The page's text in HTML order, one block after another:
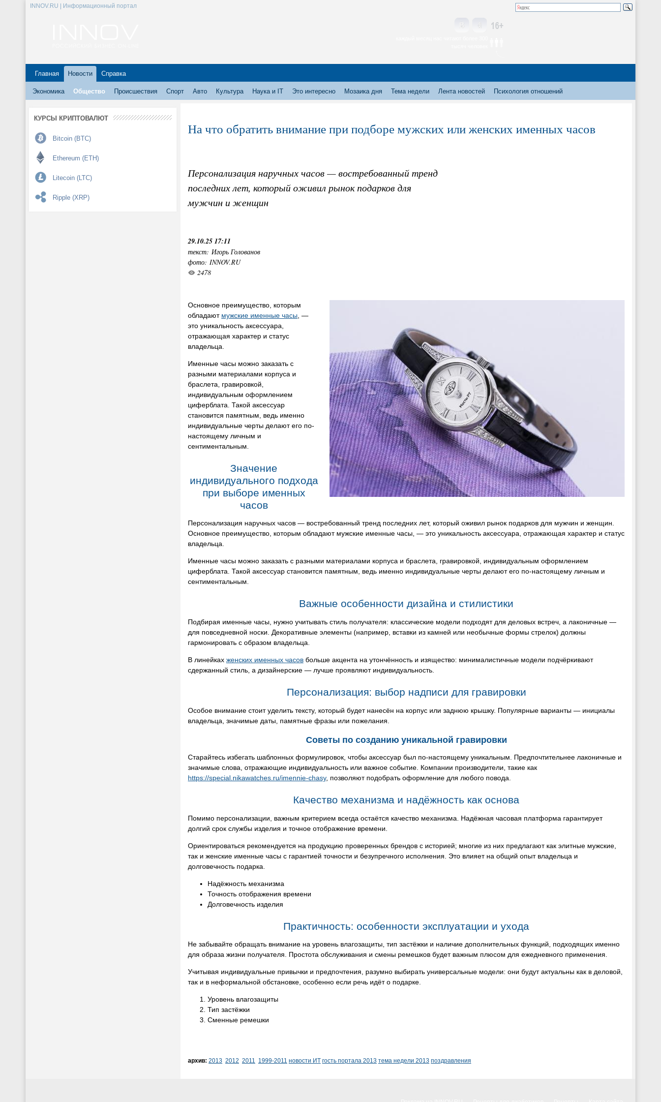
INNOV.RU | Информационный портал
Главная Новости Справка
Экономика Общество Происшествия Спорт Авто Культура Наука и IT Это интересно Мозаика дня Тема недели Лента новостей Психология отношений
КУРСЫ КРИПТОВАЛЮТ
Bitcoin (BTC)
Ethereum (ETH)
Litecoin (LTC)
Ripple (XRP)
На что обратить внимание при подборе мужских или женских именных часов
Персонализация наручных часов — востребованный тренд
последних лет, который оживил рынок подарков для
мужчин и женщин
29.10.25 17:11
текст: Игорь Голованов
фото: INNOV.RU
2478
Основное преимущество, которым
обладают мужские именные часы , —
это уникальность аксессуара,
отражающая характер и статус
владельца.
Именные часы можно заказать с
разными материалами корпуса и
браслета, гравировкой,
индивидуальным оформлением
циферблата. Такой аксессуар
становится памятным, ведь именно
индивидуальные черты делают его по-
настоящему личным и
сентиментальным.
Значение
индивидуального подхода
при выборе именных
часов
Персонализация наручных часов — востребованный тренд последних лет, который оживил рынок подарков для мужчин и женщин.
Основное преимущество, которым обладают мужские именные часы, — это уникальность аксессуара, отражающая характер и статус
владельца.
Именные часы можно заказать с разными материалами корпуса и браслета, гравировкой, индивидуальным оформлением
циферблата. Такой аксессуар становится памятным, ведь именно индивидуальные черты делают его по-настоящему личным и
сентиментальным.
Важные особенности дизайна и стилистики
Подбирая именные часы, нужно учитывать стиль получателя: классические модели подходят для деловых встреч, а лаконичные —
для повседневной носки. Декоративные элементы (например, вставки из камней или необычные формы стрелок) должны
гармонировать с образом владельца.
В линейках женских именных часов больше акцента на утончённость и изящество: минималистичные модели подчёркивают
сдержанный стиль, а дизайнерские — лучше проявляют индивидуальность.
Персонализация: выбор надписи для гравировки
Особое внимание стоит уделить тексту, который будет нанесён на корпус или заднюю крышку. Популярные варианты — инициалы
владельца, значимые даты, памятные фразы или пожелания.
Советы по созданию уникальной гравировки
Старайтесь избегать шаблонных формулировок, чтобы аксессуар был по-настоящему уникальным. Предпочтительнее лаконичные и
значимые слова, отражающие индивидуальность или важное событие. Компании производители, такие как
https://special.nikawatches.ru/imennie-chasy, позволяют подобрать оформление для любого повода.
Качество механизма и надёжность как основа
Помимо персонализации, важным критерием всегда остаётся качество механизма. Надёжная часовая платформа гарантирует
долгий срок службы изделия и точное отображение времени.
Ориентироваться рекомендуется на продукцию проверенных брендов с историей; многие из них предлагают как элитные мужские,
так и женские именные часы с гарантией точности и безупречного исполнения. Это влияет на общий опыт владельца и
долговечность подарка.
Надёжность механизма
Точность отображения времени
Долговечность изделия
Практичность: особенности эксплуатации и ухода
Не забывайте обращать внимание на уровень влагозащиты, тип застёжки и наличие дополнительных функций, подходящих именно
для образа жизни получателя. Простота обслуживания и смены ремешков будет важным плюсом для ежедневного применения.
Учитывая индивидуальные привычки и предпочтения, разумно выбирать универсальные модели: они будут актуальны как в деловой,
так и в неформальной обстановке, особенно если речь идёт о подарке.
Уровень влагозащиты
Тип застёжки
Сменные ремешки
архив: 2013 2012 2011 1999-2011 новости ИТ гость портала 2013 тема недели 2013 поздравления